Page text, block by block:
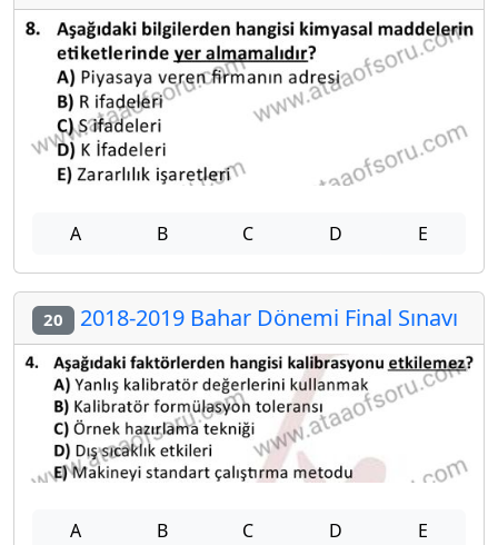
A B C D E
20 2018-2019 Bahar Dönemi Final Sınavı
A B C D E